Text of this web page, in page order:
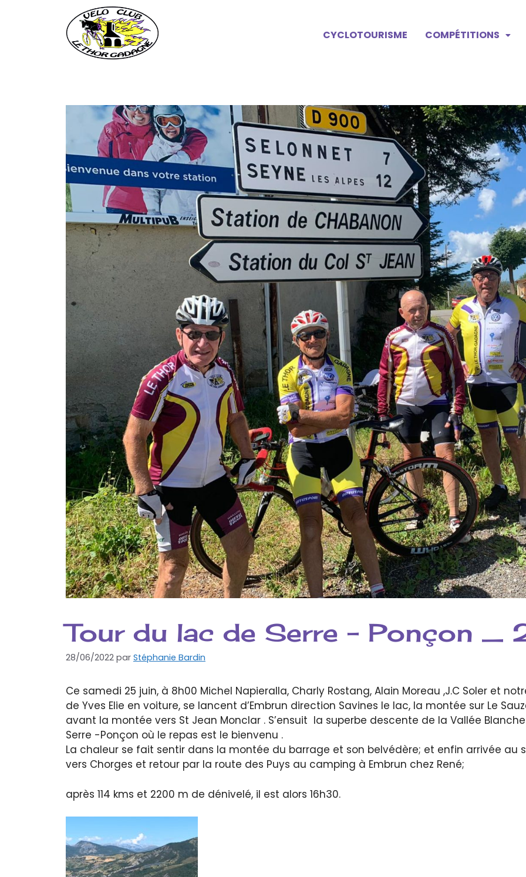
CYCLOTOURISME COMPÉTITIONS
Tour du lac de Serre – Ponçon
28/06/2022 par Stéphanie Bardin
Ce samedi 25 juin, à 8h00 Michel Napieralla, Charly Rostang, Alain Moreau ,J.C Soler et
de Yves Elie en voiture, se lancent d’Embrun direction Savines le lac, la montée sur Le
avant la montée vers St Jean Monclar . S’ensuit la superbe descente de la Vallée
Serre -Ponçon où le repas est le bienvenu .
La chaleur se fait sentir dans la montée du barrage et son belvédère; et enfin arrivée au
vers Chorges et retour par la route des Puys au camping à Embrun chez René;
après 114 kms et 2200 m de dénivelé, il est alors 16h30.